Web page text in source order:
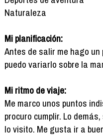
Naturaleza
Mi planificación:
Antes de salir me hago
puedo variarlo sobre la
Mi ritmo de viaje:
Me marco unos puntos
procuro cumplir. Lo
lo visito. Me gusta ir a